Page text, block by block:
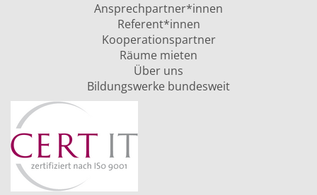
Ansprechpartner*innen
Referent*innen
Kooperationspartner
Räume mieten
Über uns
Bildungswerke bundesweit